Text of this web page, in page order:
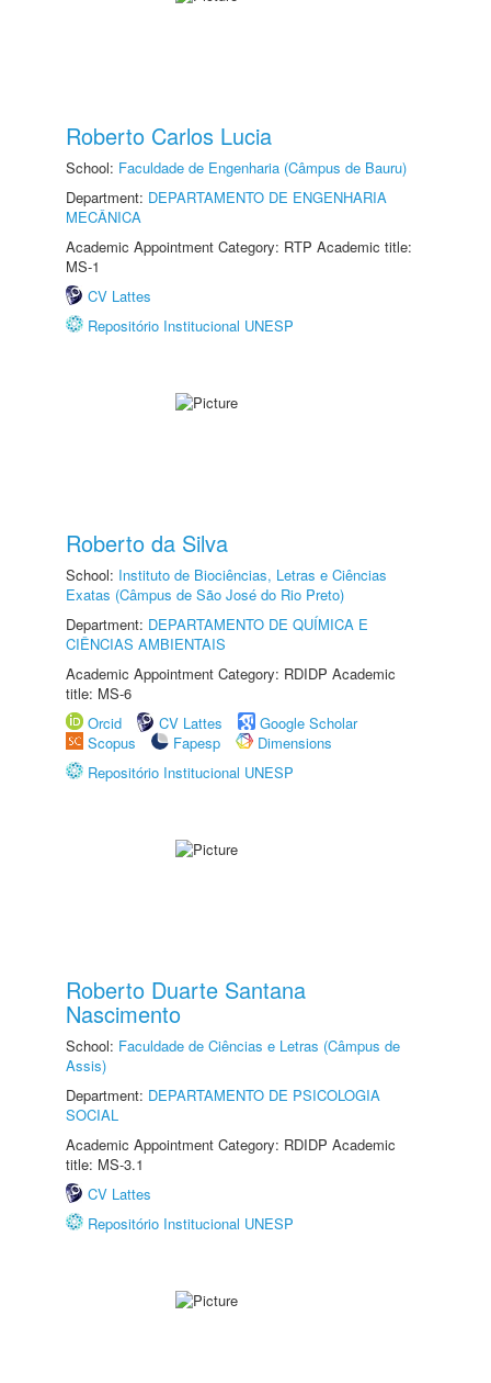
Roberto Carlos Lucia
School: Faculdade de Engenharia (Câmpus de Bauru)
Department: DEPARTAMENTO DE ENGENHARIA
MECÂNICA
Academic Appointment Category: RTP Academic title:
MS-1
CV Lattes
Repositório Institucional UNESP
Roberto da Silva
School: Instituto de Biociências, Letras e Ciências
Exatas (Câmpus de São José do Rio Preto)
Department: DEPARTAMENTO DE QUÍMICA E
CIÊNCIAS AMBIENTAIS
Academic Appointment Category: RDIDP Academic
title: MS-6
Orcid
CV Lattes
Google Scholar
Scopus
Fapesp
Dimensions
Repositório Institucional UNESP
Roberto Duarte Santana
Nascimento
School: Faculdade de Ciências e Letras (Câmpus de
Assis)
Department: DEPARTAMENTO DE PSICOLOGIA
SOCIAL
Academic Appointment Category: RDIDP Academic
title: MS-3.1
CV Lattes
Repositório Institucional UNESP